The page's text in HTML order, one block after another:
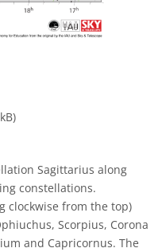
Sagittarius along
constellations.
clockwise from the top)
Scorpius, Corona
and Capricornus. The